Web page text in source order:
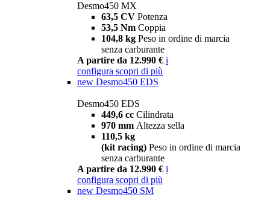
Desmo450 MX
63,5 CV Potenza
53,5 Nm Coppia
104,8 kg Peso in ordine di marcia
senza carburante
A partire da 12.990 € i
configura scopri di più
new Desmo450 EDS
Desmo450 EDS
449,6 cc Cilindrata
970 mm Altezza sella
110,5 kg
(kit racing) Peso in ordine di marcia
senza carburante
A partire da 12.990 € i
configura scopri di più
new Desmo450 SM